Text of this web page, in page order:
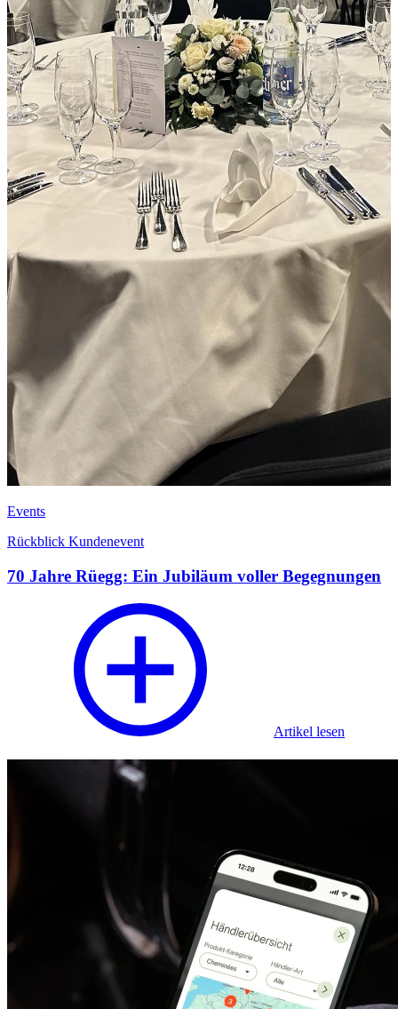
Events
Rückblick Kundenevent
70 Jahre Rüegg: Ein Jubiläum voller Begegnungen
Artikel lesen